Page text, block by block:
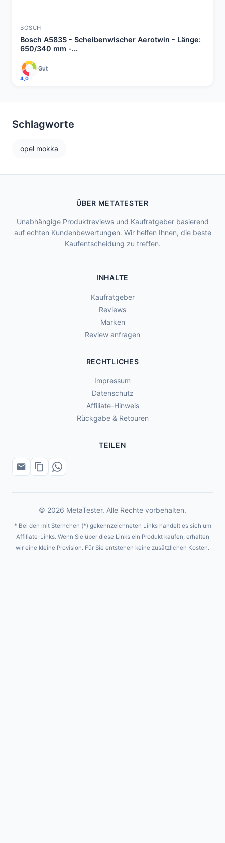
BOSCH
Bosch A583S - Scheibenwischer Aerotwin - Länge:
650/340 mm -...
4,0
Gut
Schlagworte
opel mokka
ÜBER METATESTER
Unabhängige Produktreviews und Kaufratgeber basierend
auf echten Kundenbewertungen. Wir helfen Ihnen, die beste
Kaufentscheidung zu treffen.
INHALTE
Kaufratgeber
Reviews
Marken
Review anfragen
RECHTLICHES
Impressum
Datenschutz
Affiliate-Hinweis
Rückgabe & Retouren
TEILEN
© 2026 MetaTester. Alle Rechte vorbehalten.
* Bei den mit Sternchen (*) gekennzeichneten Links handelt es sich um
Affiliate-Links. Wenn Sie über diese Links ein Produkt kaufen, erhalten
wir eine kleine Provision. Für Sie entstehen keine zusätzlichen Kosten.